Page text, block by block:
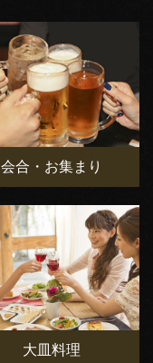
会合・お集まり
大皿料理